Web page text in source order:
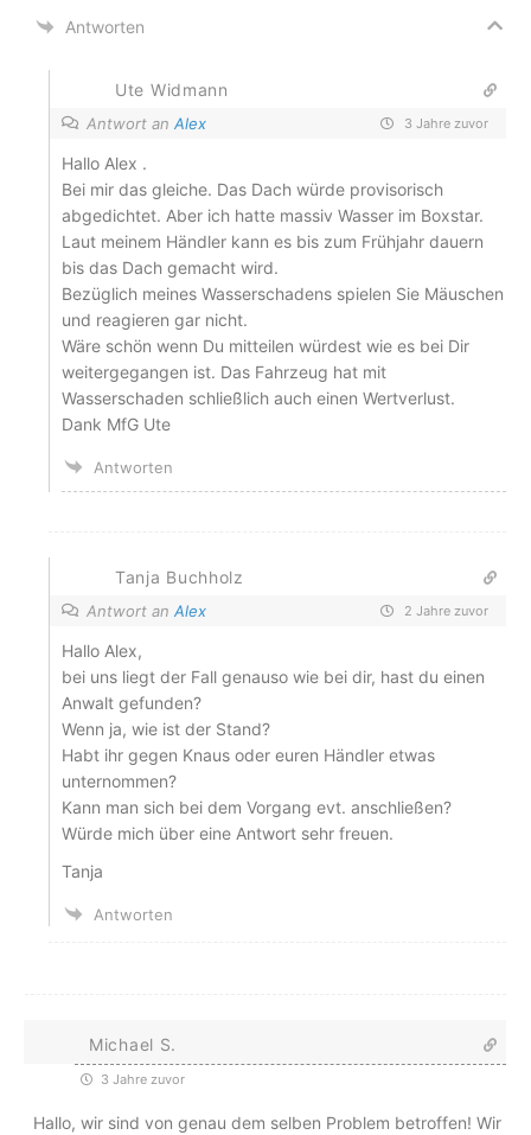
Antworten
Ute Widmann
Antwort an Alex 3 Jahre zuvor
Hallo Alex .
Bei mir das gleiche. Das Dach würde provisorisch
abgedichtet. Aber ich hatte massiv Wasser im Boxstar.
Laut meinem Händler kann es bis zum Frühjahr dauern
bis das Dach gemacht wird.
Bezüglich meines Wasserschadens spielen Sie Mäuschen
und reagieren gar nicht.
Wäre schön wenn Du mitteilen würdest wie es bei Dir
weitergegangen ist. Das Fahrzeug hat mit
Wasserschaden schließlich auch einen Wertverlust.
Dank MfG Ute
Antworten
Tanja Buchholz
Antwort an Alex 2 Jahre zuvor
Hallo Alex,
bei uns liegt der Fall genauso wie bei dir, hast du einen
Anwalt gefunden?
Wenn ja, wie ist der Stand?
Habt ihr gegen Knaus oder euren Händler etwas
unternommen?
Kann man sich bei dem Vorgang evt. anschließen?
Würde mich über eine Antwort sehr freuen.
Tanja
Antworten
Michael S.
3 Jahre zuvor
Hallo, wir sind von genau dem selben Problem betroffen! Wir